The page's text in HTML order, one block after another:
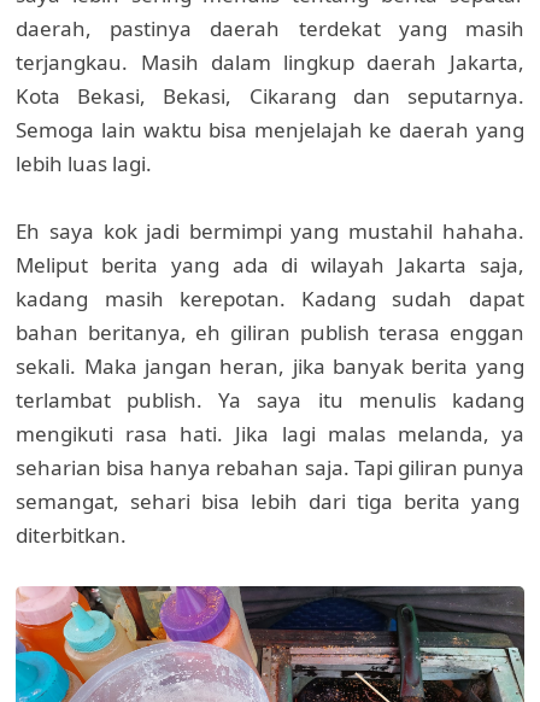
daerah, pastinya daerah terdekat yang masih
terjangkau. Masih dalam lingkup daerah Jakarta,
Kota Bekasi, Bekasi, Cikarang dan seputarnya.
Semoga lain waktu bisa menjelajah ke daerah yang
lebih luas lagi.
Eh saya kok jadi bermimpi yang mustahil hahaha.
Meliput berita yang ada di wilayah Jakarta saja,
kadang masih kerepotan. Kadang sudah dapat
bahan beritanya, eh giliran publish terasa enggan
sekali. Maka jangan heran, jika banyak berita yang
terlambat publish. Ya saya itu menulis kadang
mengikuti rasa hati. Jika lagi malas melanda, ya
seharian bisa hanya rebahan saja. Tapi giliran punya
semangat, sehari bisa lebih dari tiga berita yang
diterbitkan.